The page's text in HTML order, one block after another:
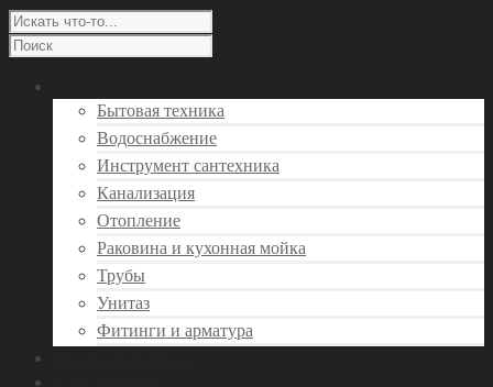
Бытовая техника
Водоснабжение
Инструмент сантехника
Канализация
Отопление
Раковина и кухонная мойка
Трубы
Унитаз
Фитинги и арматура